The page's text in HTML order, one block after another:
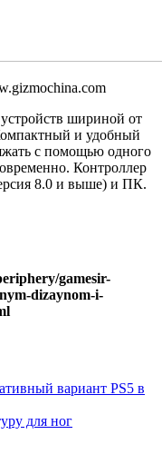
шириной от
и удобный
с помощью одного
Контроллер
8.0 и выше) и ПК.
gamesir-
dizaynom-i-
вариант PS5 в
для ног